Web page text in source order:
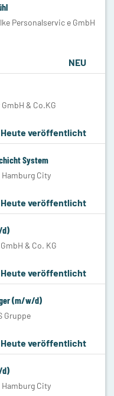
Personalservic e GmbH
NEU
& Co.KG
Heute veröffentlicht
System
City
Heute veröffentlicht
d)
& Co. KG
Heute veröffentlicht
(m/w/d)
Gruppe
Heute veröffentlicht
d)
City